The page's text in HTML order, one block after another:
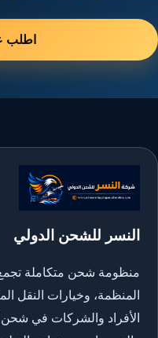
اطلب
النسر للشحن الدولي
منظومة شحن متكاملة تجمع
المنظمة، وخيارات النقل
الأفراد والشركات في شحن